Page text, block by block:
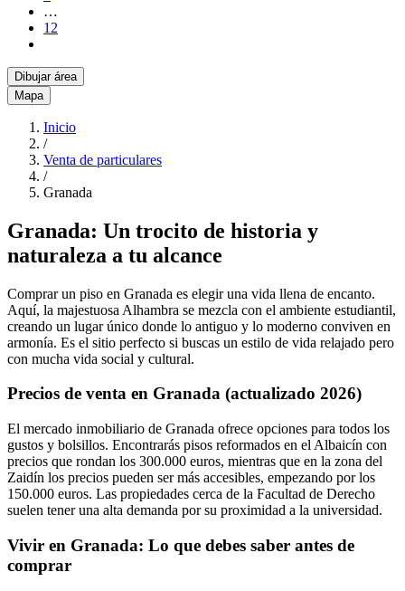
…
12
Dibujar área
Mapa
Inicio
/
Venta de particulares
/
Granada
Granada: Un trocito de historia y
naturaleza a tu alcance
Comprar un piso en Granada es elegir una vida llena de encanto.
Aquí, la majestuosa Alhambra se mezcla con el ambiente estudiantil,
creando un lugar único donde lo antiguo y lo moderno conviven en
armonía. Es el sitio perfecto si buscas un estilo de vida relajado pero
con mucha vida social y cultural.
Precios de venta en Granada (actualizado 2026)
El mercado inmobiliario de Granada ofrece opciones para todos los
gustos y bolsillos. Encontrarás pisos reformados en el Albaicín con
precios que rondan los 300.000 euros, mientras que en la zona del
Zaidín los precios pueden ser más accesibles, empezando por los
150.000 euros. Las propiedades cerca de la Facultad de Derecho
suelen tener una alta demanda por su proximidad a la universidad.
Vivir en Granada: Lo que debes saber antes de
comprar